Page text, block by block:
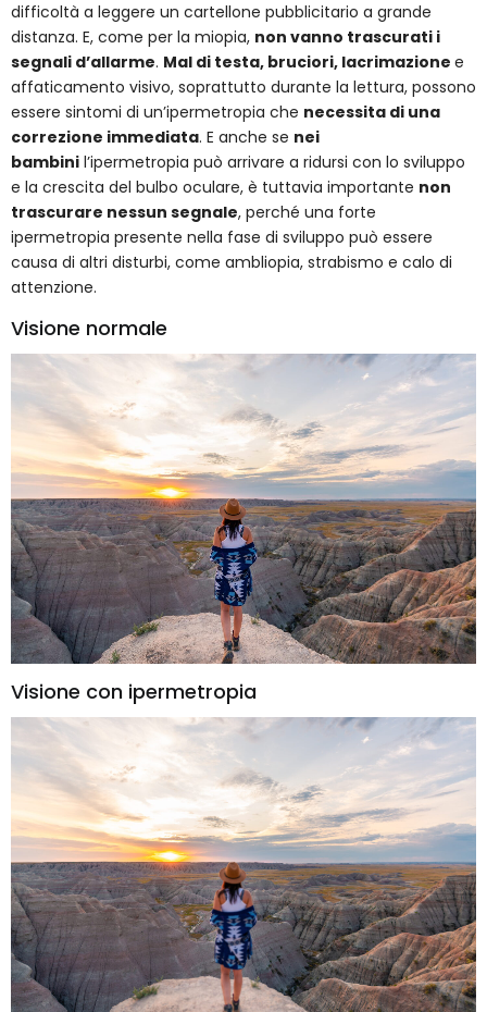
difficoltà a leggere un cartellone pubblicitario a grande
distanza. E, come per la miopia, non vanno trascurati i
segnali d’allarme. Mal di testa, bruciori, lacrimazione e
affaticamento visivo, soprattutto durante la lettura, possono
essere sintomi di un’ipermetropia che necessita di una
correzione immediata. E anche se nei
bambini l’ipermetropia può arrivare a ridursi con lo sviluppo
e la crescita del bulbo oculare, è tuttavia importante non
trascurare nessun segnale, perché una forte
ipermetropia presente nella fase di sviluppo può essere
causa di altri disturbi, come ambliopia, strabismo e calo di
attenzione.
Visione normale
Visione con ipermetropia